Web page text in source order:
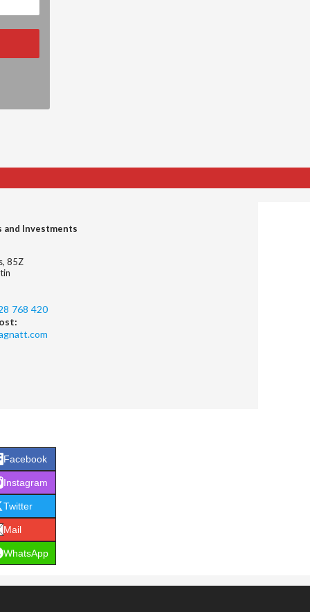
and Investments
85Z
768 420
Facebook
Instagram
Twitter
Mail
WhatsApp